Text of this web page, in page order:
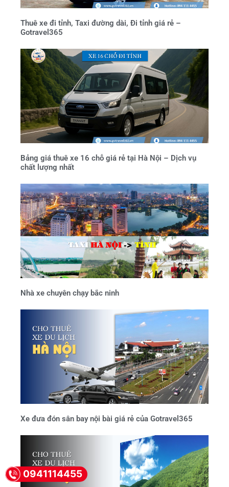
Thuê xe đi tỉnh, Taxi đường dài, Đi tỉnh giá rẻ –
Gotravel365
Bảng giá thuê xe 16 chỗ giá rẻ tại Hà Nội – Dịch vụ
chất lượng nhất
Nhà xe chuyên chạy bắc ninh
Xe đưa đón sân bay nội bài giá rẻ của Gotravel365
0941114455